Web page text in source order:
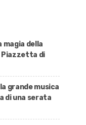
magia della
Piazzetta di
grande musica
di una serata